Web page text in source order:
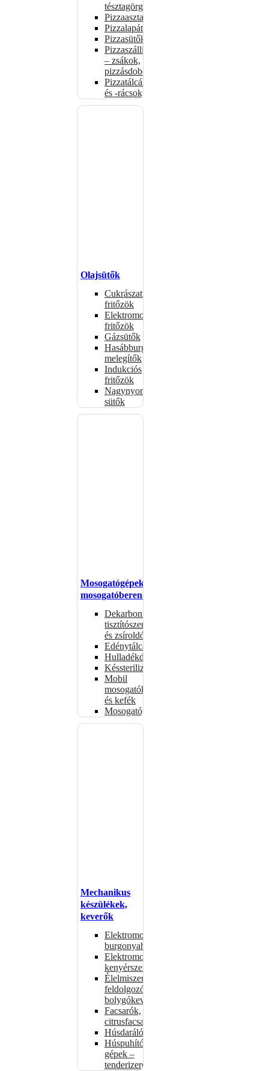
tésztagörgők
Pizzaasztalok
Pizzalapátok
Pizzasütők
Pizzaszállítás
– zsákok,
pizzásdobozok
Pizzatálcák
és -rácsok
Olajsütők
Cukrászati
fritőzök
Elektromos
fritőzök
Gázsütők
Hasábburgonya
melegítők
Indukciós
fritőzök
Nagynyomású
sütők
Mosogatógépek,
mosogatóberendezések
Dekarbonizáló
tisztítószerek
és zsíroldók
Edénytálcák
Hulladékdarálók
Késsterilizátorok
Mobil
mosogatók
és kefék
Mosogatógépkosarak
Mechanikus
készülékek,
keverők
Elektromos
burgonyahámozók
Elektromos
kenyérszeletelők
Élelmiszer-
feldolgozók –
bolygókeverők
Facsarók,
citrusfacsarók
Húsdarálók
Húspuhító
gépek –
tenderizerek